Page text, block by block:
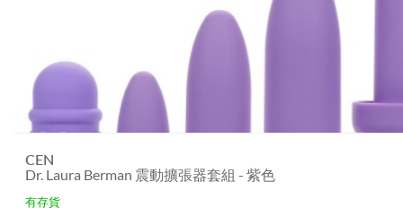
CEN
Dr. Laura Berman 震動擴張器套組 - 紫色
有存貨